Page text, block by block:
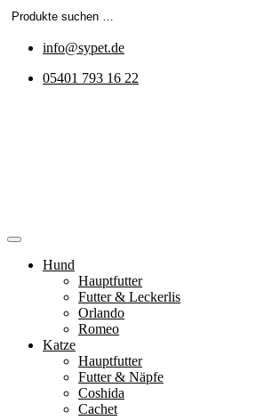
Zum
springen
Suchen
info@sypet.de
05401 793 16 22
Hund
Hauptfutter
Futter & Leckerlis
Orlando
Romeo
Katze
Hauptfutter
Futter & Näpfe
Coshida
Cachet